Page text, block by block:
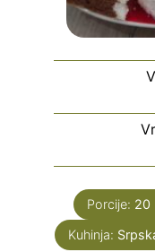
Porcije: 20
Kuhinja: